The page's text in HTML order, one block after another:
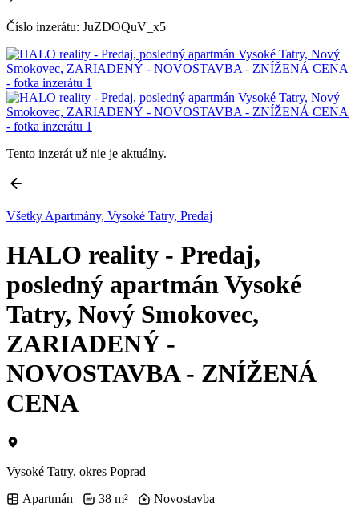
Číslo inzerátu: JuZDOQuV_x5
Tento inzerát už nie je aktuálny.
Všetky Apartmány, Vysoké Tatry, Predaj
HALO reality - Predaj,
posledný apartmán Vysoké
Tatry, Nový Smokovec,
ZARIADENÝ -
NOVOSTAVBA - ZNÍŽENÁ
CENA
Vysoké Tatry, okres Poprad
Apartmán
38 m² Novostavba